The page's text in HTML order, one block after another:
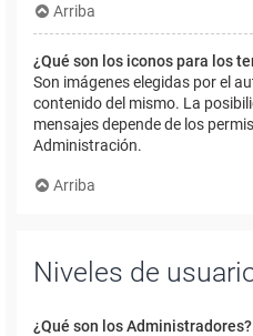
Arriba
¿Qué son los iconos para los
Son imágenes elegidas por el
contenido del mismo. La
mensajes depende de los
Administración.
Arriba
Niveles de
¿Qué son los Administradores?